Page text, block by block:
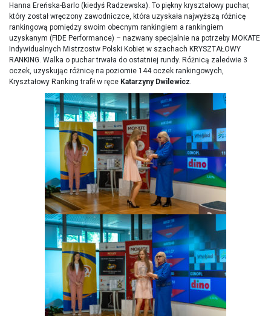
Hanna Ereńska-Barlo (kiedyś Radzewska). To piękny kryształowy puchar,
który został wręczony zawodniczce, która uzyskała najwyższą różnicę
rankingową pomiędzy swoim obecnym rankingiem a rankingiem
uzyskanym (FIDE Performance) – nazwany specjalnie na potrzeby MOKATE
Indywidualnych Mistrzostw Polski Kobiet w szachach KRYSZTAŁOWY
RANKING. Walka o puchar trwała do ostatniej rundy. Różnicą zaledwie 3
oczek, uzyskując różnicę na poziomie 144 oczek rankingowych,
Kryształowy Ranking trafił w ręce Katarzyny Dwilewicz